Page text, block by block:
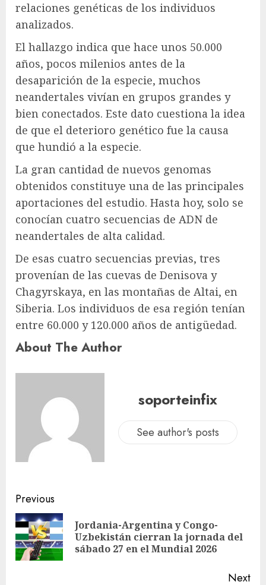
relaciones genéticas de los individuos
analizados.
El hallazgo indica que hace unos 50.000
años, pocos milenios antes de la
desaparición de la especie, muchos
neandertales vivían en grupos grandes y
bien conectados. Este dato cuestiona la idea
de que el deterioro genético fue la causa
que hundió a la especie.
La gran cantidad de nuevos genomas
obtenidos constituye una de las principales
aportaciones del estudio. Hasta hoy, solo se
conocían cuatro secuencias de ADN de
neandertales de alta calidad.
De esas cuatro secuencias previas, tres
provenían de las cuevas de Denisova y
Chagyrskaya, en las montañas de Altai, en
Siberia. Los individuos de esa región tenían
entre 60.000 y 120.000 años de antigüedad.
About The Author
soporteinfix
See author's posts
Previous
Jordania-Argentina y Congo-
Uzbekistán cierran la jornada del
sábado 27 en el Mundial 2026
Next